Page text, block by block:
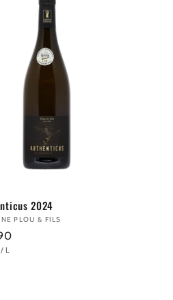
2024
PLOU & FILS
/ PRO
L